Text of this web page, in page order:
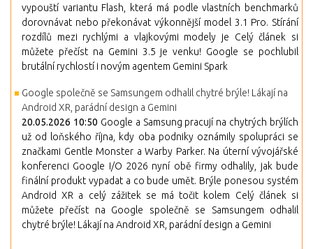
vypouští variantu Flash, která má podle vlastních benchmarků
dorovnávat nebo překonávat výkonnější model 3.1 Pro. Stírání
rozdílů mezi rychlými a vlajkovými modely je Celý článek si
můžete přečíst na Gemini 3.5 je venku! Google se pochlubil
brutální rychlostí i novým agentem Gemini Spark
Google společně se Samsungem odhalil chytré brýle! Lákají na
Android XR, parádní design a Gemini
20.05.2026 10:50 Google a Samsung pracují na chytrých brýlích
už od loňského října, kdy oba podniky oznámily spolupráci se
značkami Gentle Monster a Warby Parker. Na úterní vývojářské
konferenci Google I/O 2026 nyní obě firmy odhalily, jak bude
finální produkt vypadat a co bude umět. Brýle ponesou systém
Android XR a celý zážitek se má točit kolem Celý článek si
můžete přečíst na Google společně se Samsungem odhalil
chytré brýle! Lákají na Android XR, parádní design a Gemini